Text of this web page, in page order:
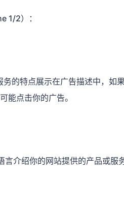
1/2）：
务的特点展示在广告描述中，
能点击你的广告。
言介绍你的网站提供的产品或服